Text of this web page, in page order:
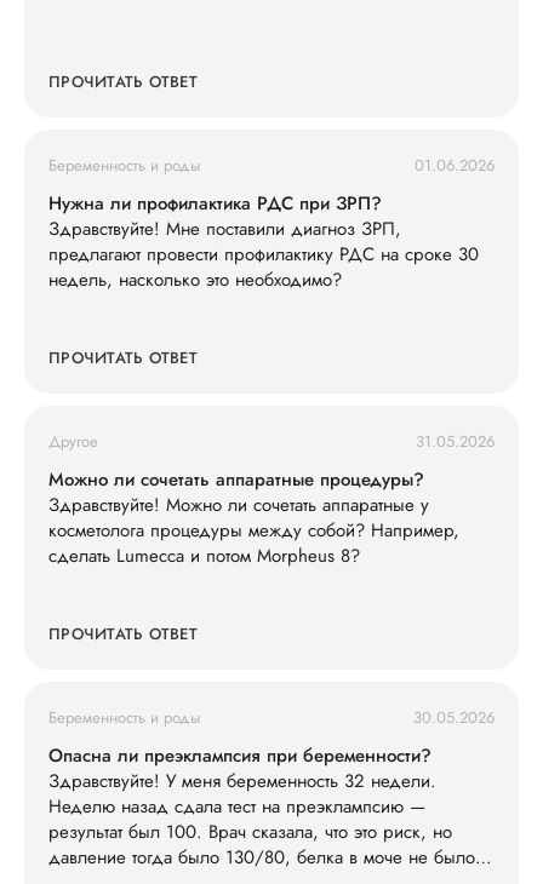
ПРОЧИТАТЬ ОТВЕТ
Беременность и роды 01.06.2026
Нужна ли профилактика РДС при ЗРП?
Здравствуйте! Мне поставили диагноз ЗРП,
предлагают провести профилактику РДС на сроке 30
недель, насколько это необходимо?
ПРОЧИТАТЬ ОТВЕТ
Другое 31.05.2026
Можно ли сочетать аппаратные процедуры?
Здравствуйте! Можно ли сочетать аппаратные у
косметолога процедуры между собой? Например,
сделать Lumecca и потом Morpheus 8?
ПРОЧИТАТЬ ОТВЕТ
Беременность и роды 30.05.2026
Опасна ли преэклампсия при беременности?
Здравствуйте! У меня беременность 32 недели.
Неделю назад сдала тест на преэклампсию —
результат был 100. Врач сказала, что это риск, но
давление тогда было 130/80, белка в моче не было.